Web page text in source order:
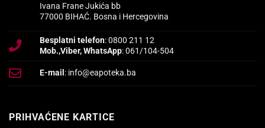
Ivana Frane Jukića bb
77000 BIHAĆ. Bosna i Hercegovina
Besplatni telefon: 0800 211 12
Mob.,Viber, WhatsApp: 061/104-504
E-mail : info@eapoteka.ba
PRIHVAĆENE KARTICE